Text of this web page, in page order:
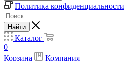
Политика конфиденциальности
Найти
Каталог
0
Корзина
Компания